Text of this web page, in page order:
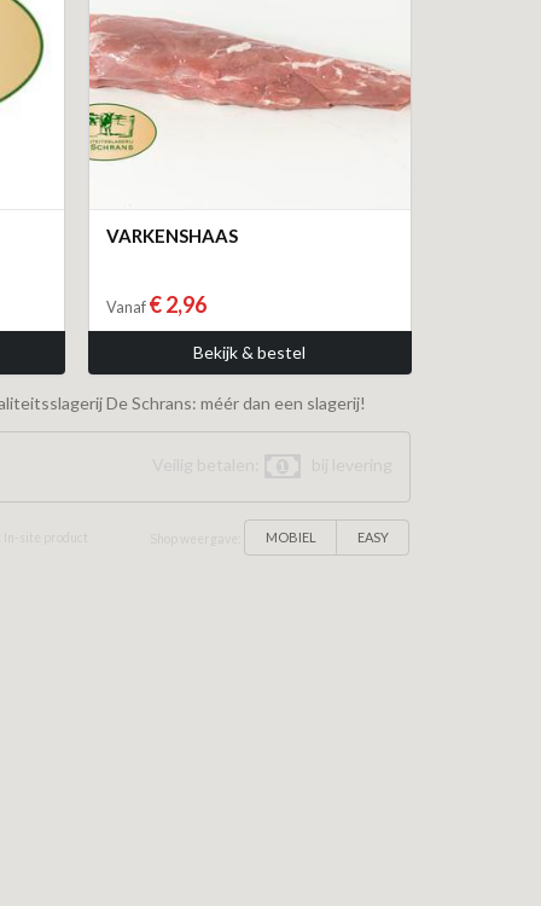
VARKENSHAAS
Vanaf € 2,96
Bekijk & bestel
De Schrans: méér dan een slagerij!
MOBIEL EASY